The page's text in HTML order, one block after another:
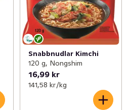
Snabbnudlar Kimchi
120 g, Nongshim
16,99 kr
141,58 kr /kg